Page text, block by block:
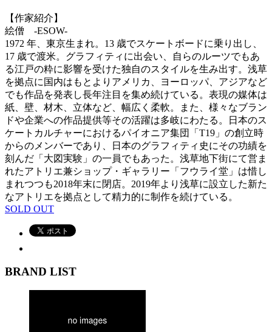
【作家紹介】
絵僧 -ESOW-
1972 年、東京生まれ。13 歳でスケートボードに乗り出し、
17 歳で渡米。グラフィティに出会い、自らのルーツでもあ
る江戸の粋に影響を受けた独自のスタイルを生み出す。浅草
を拠点に国内はもとよりアメリカ、ヨーロッパ、アジアなど
でも作品を発表し長年注目を集め続けている。表現の媒体は
紙、壁、材木、立体など、幅広く柔軟。また、様々なブラン
ドや企業への作品提供等その活躍は多岐にわたる。日本のス
ケートカルチャーにおけるパイオニア集団「T19」の創立時
からのメンバーであり、日本のグラフィティ史にその功績を
刻んだ「大図実験」の一員でもあった。浅草地下街にて営ま
れたアトリエ兼ショップ・ギャラリー「フウライ堂」は惜し
まれつつも2018年末に閉店。2019年より浅草に設立した新た
なアトリエを拠点として精力的に制作を続けている。
SOLD OUT
BRAND LIST